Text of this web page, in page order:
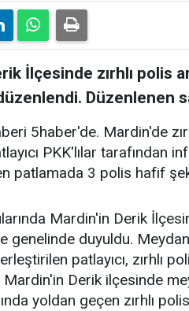
İlçesinde zırhlı polis
Düzenlenen
5haber'de. Mardin'de
PKK'lılar tarafından
patlamada 3 polis hafif
Mardin'in Derik
genelinde duyuldu.
patlayıcı, zırhlı
Derik ilçesinde
yoldan geçen zırhlı